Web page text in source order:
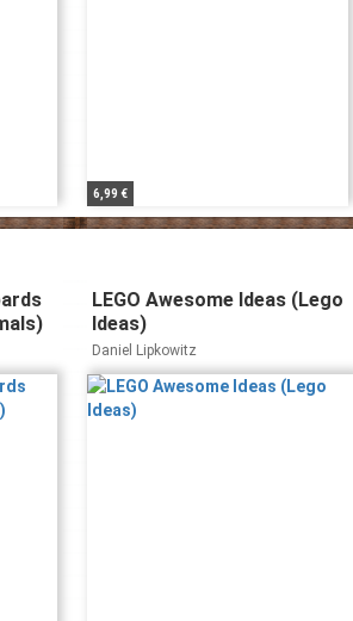
6,99 €
LEGO Awesome Ideas (Lego
Ideas)
Daniel Lipkowitz